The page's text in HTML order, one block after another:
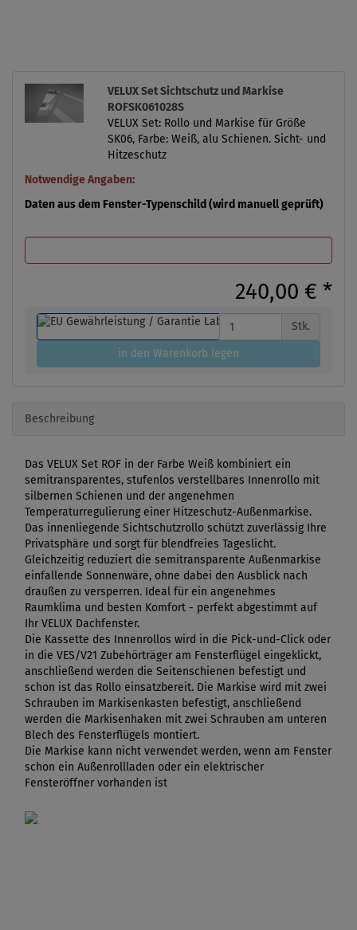
VELUX Set Sichtschutz und Markise
ROFSK061028S
VELUX Set: Rollo und Markise für Größe
SK06, Farbe: Weiß, alu Schienen. Sicht- und
Hitzeschutz
Notwendige Angaben:
Daten aus dem Fenster-Typenschild (wird manuell geprüft)
240,00 € *
Stk.
in den Warenkorb legen
Beschreibung
Das VELUX Set ROF in der Farbe Weiß kombiniert ein
semitransparentes, stufenlos verstellbares Innenrollo mit
silbernen Schienen und der angenehmen
Temperaturregulierung einer Hitzeschutz-Außenmarkise.
Das innenliegende Sichtschutzrollo schützt zuverlässig Ihre
Privatsphäre und sorgt für blendfreies Tageslicht.
Gleichzeitig reduziert die semitransparente Außenmarkise
einfallende Sonnenwäre, ohne dabei den Ausblick nach
draußen zu versperren. Ideal für ein angenehmes
Raumklima und besten Komfort - perfekt abgestimmt auf
Ihr VELUX Dachfenster.
Die Kassette des Innenrollos wird in die Pick-und-Click oder
in die VES/V21 Zubehörträger am Fensterflügel eingeklickt,
anschließend werden die Seitenschienen befestigt und
schon ist das Rollo einsatzbereit. Die Markise wird mit zwei
Schrauben im Markisenkasten befestigt, anschließend
werden die Markisenhaken mit zwei Schrauben am unteren
Blech des Fensterflügels montiert.
Die Markise kann nicht verwendet werden, wenn am Fenster
schon ein Außenrollladen oder ein elektrischer
Fensteröffner vorhanden ist